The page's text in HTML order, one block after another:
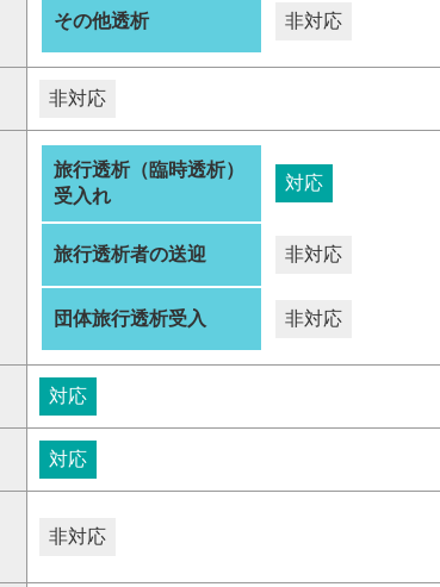
その他透析 非対応
非対応
旅行透析（臨時透析）
受入れ
対応
旅行透析者の送迎 非対応
団体旅行透析受入 非対応
対応
対応
非対応